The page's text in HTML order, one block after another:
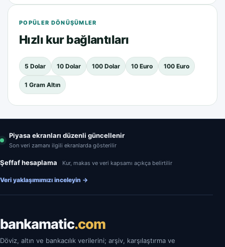
POPÜLER DÖNÜŞÜMLER
Hızlı kur bağlantıları
5 Dolar 10 Dolar 100 Dolar 10 Euro 100 Euro
1 Gram Altın
Piyasa ekranları düzenli güncellenir
Son veri zamanı ilgili ekranlarda gösterilir
Şeffaf hesaplama Kur, makas ve veri kapsamı açıkça belirtilir
Veri yaklaşımımızı inceleyin →
bankamatic.com
Döviz, altın ve bankacılık verilerini; arşiv, karşılaştırma ve